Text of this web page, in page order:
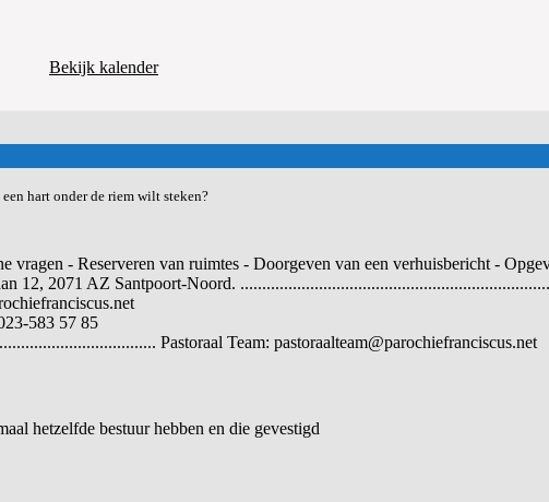
Bekijk kalender
hart onder de riem wilt steken?
vragen - Reserveren van ruimtes - Doorgeven van een verhuisbericht -
12, 2071 AZ Santpoort-Noord.
583 57 85
Pastoraal Team: pastoraalteam@parochiefranciscus.net
hetzelfde bestuur hebben en die gevestigd